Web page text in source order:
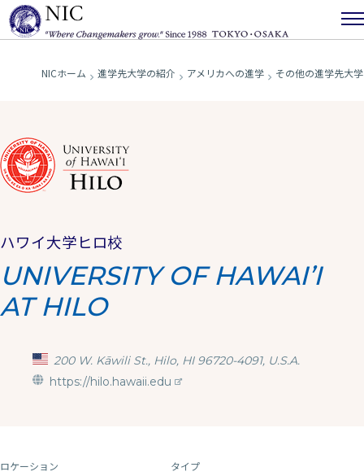
NICホーム 進学先大学の紹介 アメリカへの進学 その他の進学先大学
ハワイ大学ヒロ校
UNIVERSITY OF HAWAI’I
AT HILO
200 W. Kāwili St., Hilo, HI 96720-4091, U.S.A.
https://hilo.hawaii.edu
ロケーション タイプ